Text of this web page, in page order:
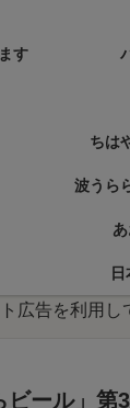
す
ちは
波うら
広告を利用し
ビール」第